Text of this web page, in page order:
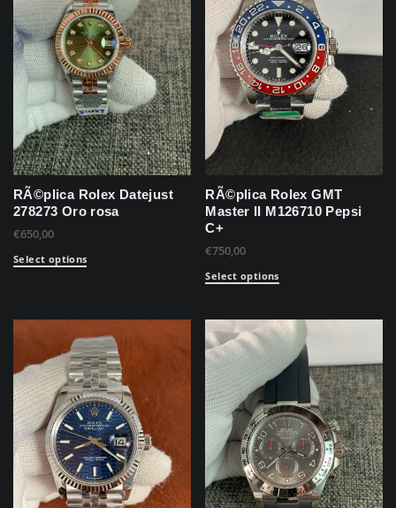
RÃ©plica Rolex Datejust
278273 Oro rosa
€650,00
Select options
RÃ©plica Rolex GMT
Master II M126710 Pepsi
C+
€750,00
Select options